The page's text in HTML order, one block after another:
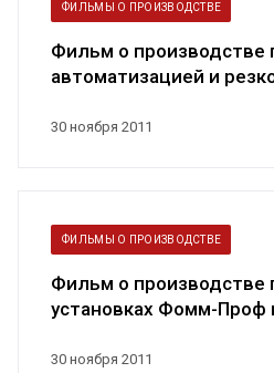
30 ноября 2011
ФИЛЬМЫ О ПРОИЗВОДСТВЕ
Фильм о производстве
автоматизацией и
30 ноября 2011
ФИЛЬМЫ О ПРОИЗВОДСТВЕ
Фильм о производстве
установках Фомм-Проф